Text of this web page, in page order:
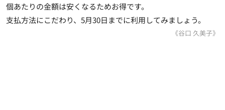
個あたりの金額は安くなるためお得です。
支払方法にこだわり、5月30日までに利用してみましょう。
《谷口 久美子》